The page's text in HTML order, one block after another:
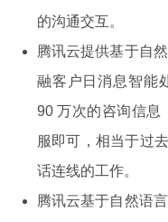
的沟通交互。
腾讯云提供基于自
融客户日消息智能
90 万次的咨询信息
服即可，相当于过
话连线的工作。
腾讯云基于自然语